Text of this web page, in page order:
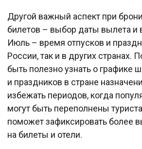
Другой важный аспект при
билетов – выбор даты вылета и
Июль – время отпусков и
России, так и в других странах.
быть полезно узнать о графике
и праздников в стране
избежать периодов, когда
могут быть переполнены
поможет зафиксировать более
на билеты и отели.